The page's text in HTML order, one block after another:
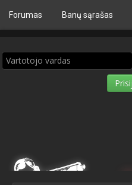
Forumas Bаnų sąrašas